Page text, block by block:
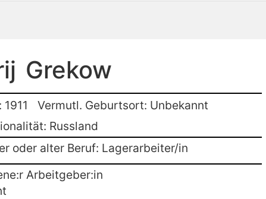
Grekow
Vermutl. Geburtsort: Unbekannt
Russland
oder alter Beruf: Lagerarbeiter/in
Arbeitgeber:in